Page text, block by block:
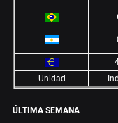
Unidad
ÚLTIMA SEMANA